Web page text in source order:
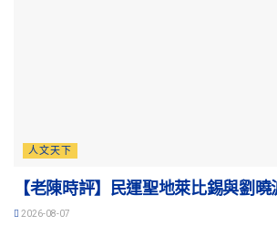
人文天下
【老陳時評】民運聖地萊比錫與劉曉
2026-08-07